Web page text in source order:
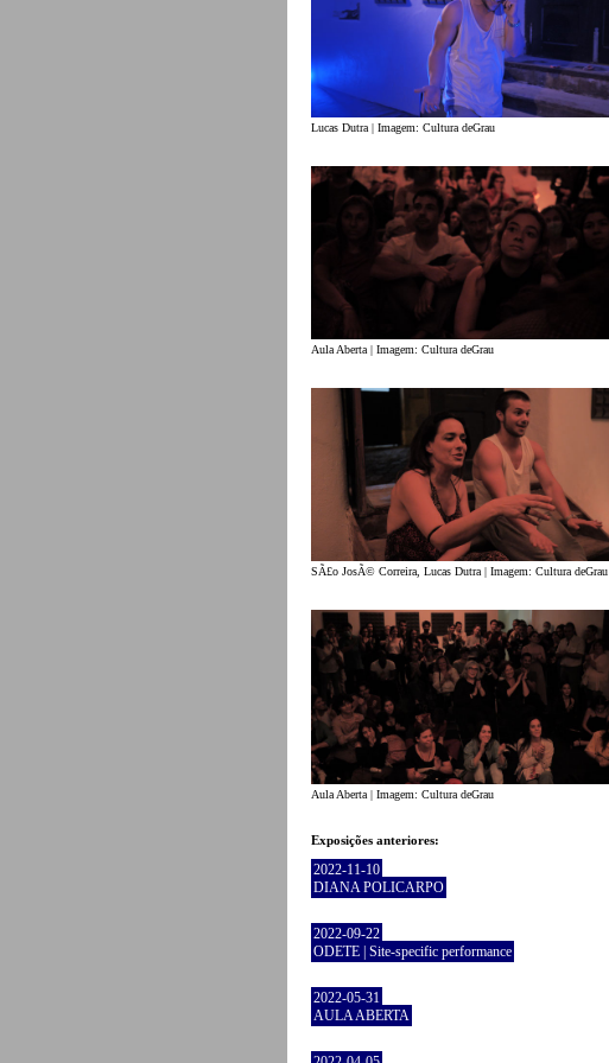
Lucas Dutra | Imagem: Cultura deGrau
Aula Aberta | Imagem: Cultura deGrau
SÃ£o JosÃ© Correira, Lucas Dutra | Imagem: Cultura deGrau
Aula Aberta | Imagem: Cultura deGrau
Exposições anteriores:
2022-11-10
DIANA POLICARPO
2022-09-22
ODETE | Site-specific performance
2022-05-31
AULA ABERTA